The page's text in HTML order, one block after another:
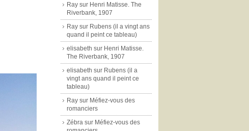
Ray sur Henri Matisse. The
Riverbank, 1907
Ray sur Rubens (il a vingt ans
quand il peint ce tableau)
elisabeth sur Henri Matisse.
The Riverbank, 1907
elisabeth sur Rubens (il a
vingt ans quand il peint ce
tableau)
Ray sur Méfiez-vous des
romanciers
Zébra sur Méfiez-vous des